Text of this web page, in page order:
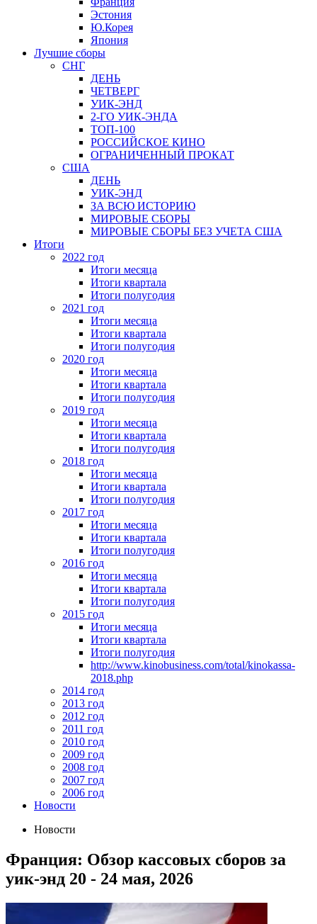
Эстония
Ю.Корея
Япония
Лучшие сборы
СНГ
ДЕНЬ
ЧЕТВЕРГ
УИК-ЭНД
2-ГО УИК-ЭНДА
ТОП-100
РОССИЙСКОЕ КИНО
ОГРАНИЧЕННЫЙ ПРОКАТ
США
ДЕНЬ
УИК-ЭНД
ЗА ВСЮ ИСТОРИЮ
МИРОВЫЕ СБОРЫ
МИРОВЫЕ СБОРЫ БЕЗ УЧЕТА США
Итоги
2022 год
Итоги месяца
Итоги квартала
Итоги полугодия
2021 год
Итоги месяца
Итоги квартала
Итоги полугодия
2020 год
Итоги месяца
Итоги квартала
Итоги полугодия
2019 год
Итоги месяца
Итоги квартала
Итоги полугодия
2018 год
Итоги месяца
Итоги квартала
Итоги полугодия
2017 год
Итоги месяца
Итоги квартала
Итоги полугодия
2016 год
Итоги месяца
Итоги квартала
Итоги полугодия
2015 год
Итоги месяца
Итоги квартала
Итоги полугодия
http://www.kinobusiness.com/total/kinokassa-
2018.php
2014 год
2013 год
2012 год
2011 год
2010 год
2009 год
2008 год
2007 год
2006 год
Новости
Новости
Франция: Обзор кассовых сборов за
уик-энд 20 - 24 мая, 2026